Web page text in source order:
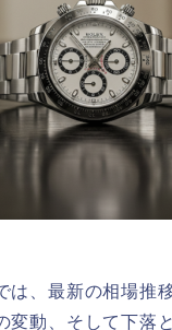
は、最新の相場推
変動、そして下落